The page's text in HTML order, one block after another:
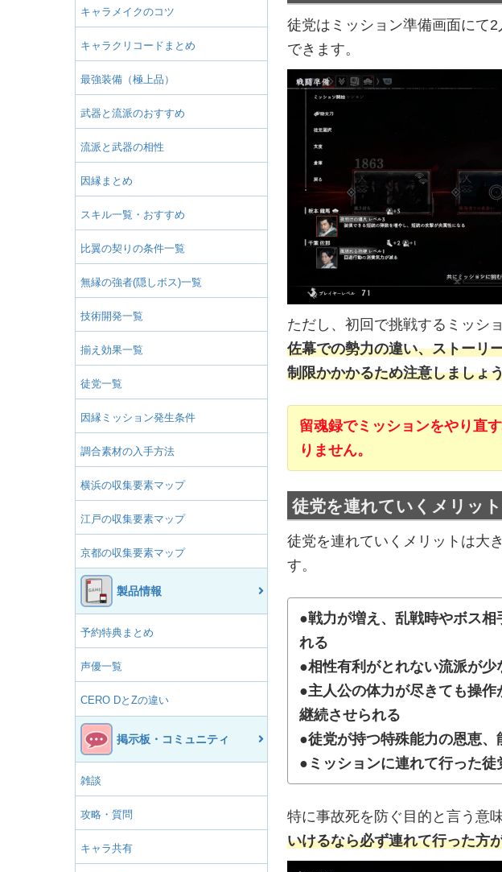
キャラメイクのコツ
キャラクリコードまとめ
最強装備（極上品）
武器と流派のおすすめ
流派と武器の相性
因縁まとめ
スキル一覧・おすすめ
比翼の契りの条件一覧
無縁の強者(隠しボス)一覧
技術開発一覧
揃え効果一覧
徒党一覧
因縁ミッション発生条件
調合素材の入手方法
横浜の収集要素マップ
江戸の収集要素マップ
京都の収集要素マップ
製品情報
予約特典まとめ
声優一覧
CERO DとZの違い
掲示板・コミュニティ
雑談
攻略・質問
キャラ共有
徒党はミッション準備画面にて
できます。
ただし、初回で挑戦するミッシ
佐幕での勢力の違い、ストーリ
制限かかかるため注意しましょ
留魂録でミッションをやり直
りません。
徒党を連れていくメリット
徒党を連れていくメリットは大
す。
●戦力が増え、乱戦時やボス
れる
●相性有利がとれない流派が
●主人公の体力が尽きても操
継続させられる
●徒党が持つ特殊能力の恩恵
●ミッションに連れて行った
特に事故死を防ぐ目的と言う意味
いけるなら必ず連れて行った方